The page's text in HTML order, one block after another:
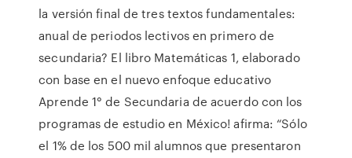
la versión final de tres textos fundamentales:
anual de periodos lectivos en primero de
secundaria? El libro Matemáticas 1, elaborado
con base en el nuevo enfoque educativo
Aprende 1° de Secundaria de acuerdo con los
programas de estudio en México! afirma: “Sólo
el 1% de los 500 mil alumnos que presentaron